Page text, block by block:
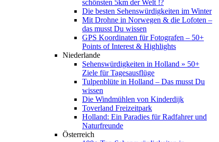
schönsten 5km der Welt !?
Die besten Sehenswürdigkeiten im Winter
Mit Drohne in Norwegen & die Lofoten –
das musst Du wissen
GPS Koordinaten für Fotografen – 50+
Points of Interest & Highlights
Niederlande
Sehenswürdigkeiten in Holland » 50+
Ziele für Tagesausflüge
Tulpenblüte in Holland – Das musst Du
wissen
Die Windmühlen von Kinderdijk
Toverland Freizeitpark
Holland: Ein Paradies für Radfahrer und
Naturfreunde
Österreich